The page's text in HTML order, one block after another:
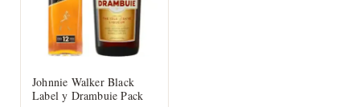
Johnnie Walker Black
Label y Drambuie Pack